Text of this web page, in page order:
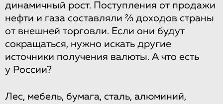
динамичный рост. Поступления от продажи
нефти и газа составляли ⅔ доходов страны
от внешней торговли. Если они будут
сокращаться, нужно искать другие
источники получения валюты. А что есть
у России?
Лес, мебель, бумага, сталь, алюминий,